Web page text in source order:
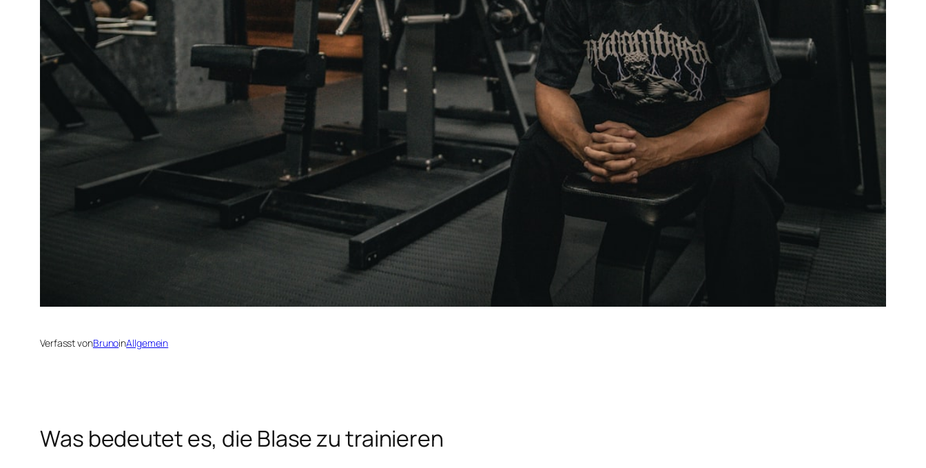
Verfasst vonBrunoinAllgemein
Was bedeutet es, die Blase zu trainieren